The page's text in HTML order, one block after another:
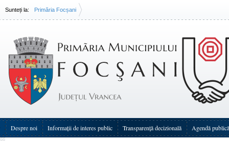
Sunteți la: Primăria Focșani
Nicolae Bălcescu, T.40, P. 2587
Despre noi Informații de interes public Transparenţă decizională Agendă publică